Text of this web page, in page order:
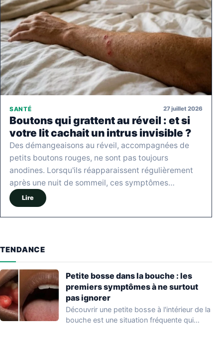
SANTÉ 27 juillet 2026
Boutons qui grattent au réveil : et si
votre lit cachait un intrus invisible ?
Des démangeaisons au réveil, accompagnées de
petits boutons rouges, ne sont pas toujours
anodines. Lorsqu'ils réapparaissent régulièrement
après une nuit de sommeil, ces symptômes…
Lire
TENDANCE
Petite bosse dans la bouche : les
premiers symptômes à ne surtout
pas ignorer
Découvrir une petite bosse à l'intérieur de la
bouche est une situation fréquente qui…